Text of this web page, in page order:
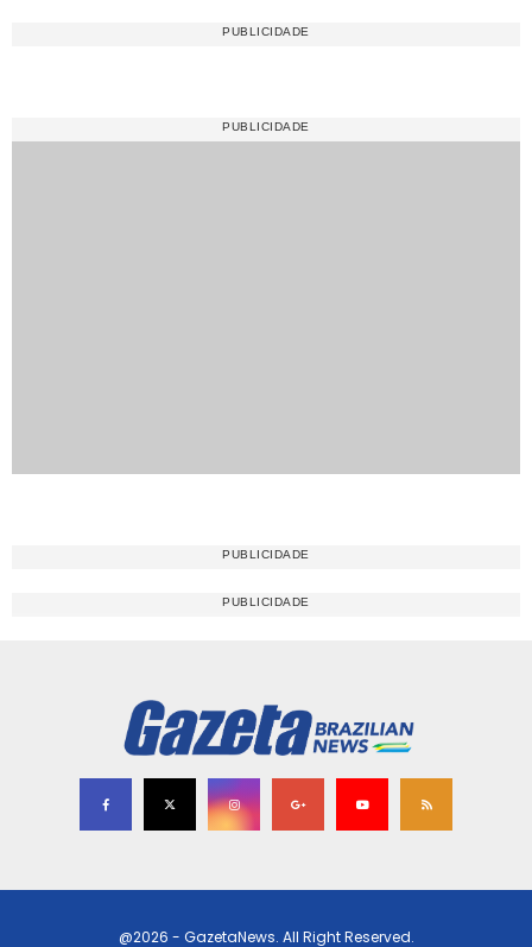
@2026 - GazetaNews. All Right Reserved.